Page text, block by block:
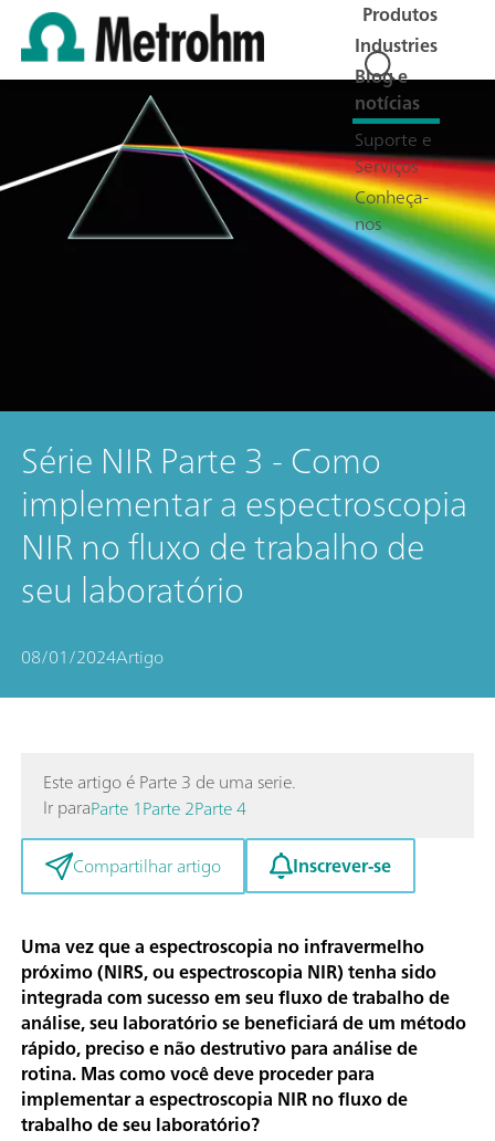
Produtos
Industries
Blog e
notícias
Suporte e
Serviços
Conheça-
nos
Série NIR Parte 3 - Como
implementar a espectroscopia
NIR no fluxo de trabalho de
seu laboratório
08/01/2024Artigo
Este artigo é Parte 3 de uma serie.
Ir paraParte 1Parte 2Parte 4
Compartilhar artigo
Inscrever-se
Uma vez que a espectroscopia no infravermelho
próximo (NIRS, ou espectroscopia NIR) tenha sido
integrada com sucesso em seu fluxo de trabalho de
análise, seu laboratório se beneficiará de um método
rápido, preciso e não destrutivo para análise de
rotina. Mas como você deve proceder para
implementar a espectroscopia NIR no fluxo de
trabalho de seu laboratório?